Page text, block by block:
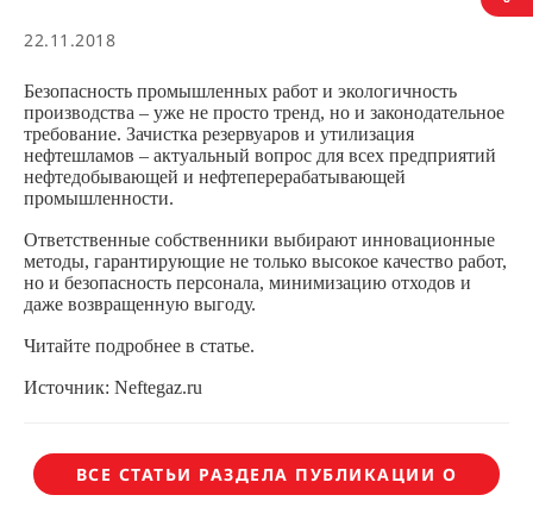
22.11.2018
Безопасность промышленных работ и экологичность
производства – уже не просто тренд, но и законодательное
требование. Зачистка резервуаров и утилизация
нефтешламов – актуальный вопрос для всех предприятий
нефтедобывающей и нефтеперерабатывающей
промышленности.
Ответственные собственники выбирают инновационные
методы, гарантирующие не только высокое качество работ,
но и безопасность персонала, минимизацию отходов и
даже возвращенную выгоду.
Читайте подробнее в статье.
Источник: Neftegaz.ru
ВСЕ СТАТЬИ РАЗДЕЛА ПУБЛИКАЦИИ О